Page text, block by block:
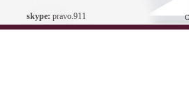
skype: pravo.911